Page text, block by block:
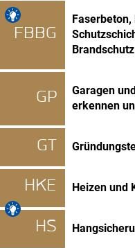
FBBG
Brandschutz
GP
Garagen
erkennen
GT
HKE Heizen und
HS